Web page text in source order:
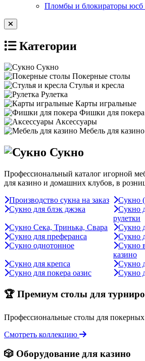
Пломбы и блокираторы юсб
Категории
Сукно
Покерные столы
Стулья и кресла
Рулетка
Карты игральные
Фишки для покера
Аксессуары
Мебель для казино
Сукно
Профессиональный каталог игорной
для казино и домашних клубов, в
Производство сукна на заказ
Сукно
Сукно для блэк джэка
Сукно
рулетки
Сукно Сека, Тринька, Свара
Сукно
Сукно для преферанса
Сукно
Сукно однотонное
Сукно
казино
Сукно для крепса
Сукно
Сукно для покера оазис
Сукно
🏆 Премиум столы для
Профессиональные столы для
Смотреть коллекцию
🎲 Оборудование для казино